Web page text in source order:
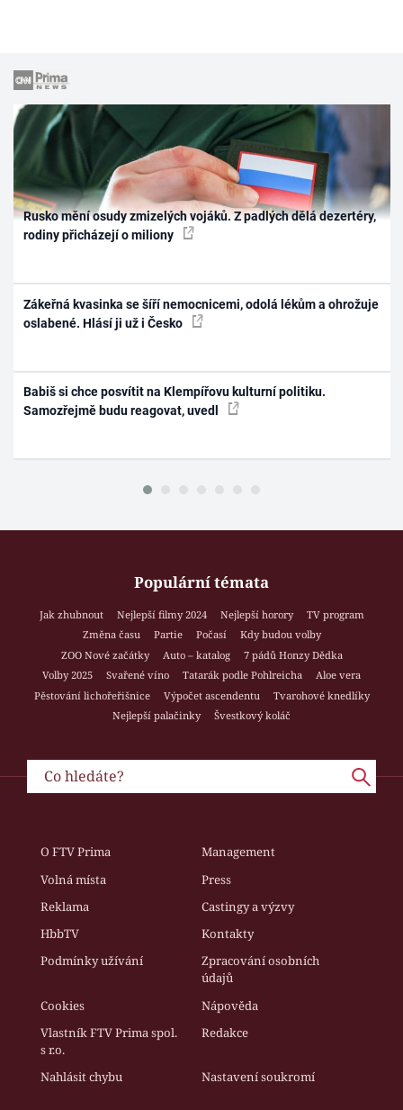
Rusko mění osudy zmizelých vojáků. Z padlých dělá dezertéry,
rodiny přicházejí o miliony
Zákeřná kvasinka se šíří nemocnicemi, odolá lékům a ohrožuje
oslabené. Hlásí ji už i Česko
Babiš si chce posvítit na Klempířovu kulturní politiku.
Samozřejmě budu reagovat, uvedl
Populární témata
Jak zhubnout Nejlepší filmy 2024 Nejlepší horory
TV program
Změna času
Partie Počasí
Kdy budou volby
ZOO Nové začátky
Auto – katalog
7 pádů Honzy Dědka
Volby 2025
Svařené víno Tatarák podle Pohlreicha
Aloe vera
Pěstování lichořeřišnice
Výpočet ascendentu
Tvarohové knedlíky
Nejlepší palačinky
Švestkový koláč
O FTV Prima
Management
Volná místa
Press
Reklama
Castingy a výzvy
HbbTV
Kontakty
Podmínky užívání
Zpracování osobních
údajů
Cookies
Nápověda
Vlastník FTV Prima spol.
s r.o.
Redakce
Nahlásit chybu Nastavení soukromí